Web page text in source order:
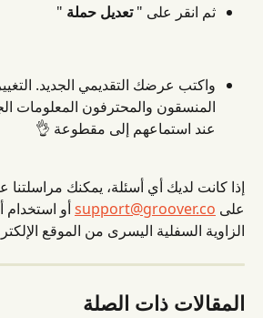
ثم انقر على " تعديل حملة "
واكتب عرضك التقديمي الجديد.
المنسقون والمحترفون المعلومات
عند استماعهم إلى مقطوعة 👌
إذا كانت لديك أي أسئلة، يمكنك مراسلتنا
على support@groover.co أو استخدام
الزاوية السفلية اليسرى من الموقع
المقالات ذات الصلة